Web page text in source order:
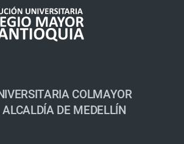
COLMAYOR
DE MEDELLÍN